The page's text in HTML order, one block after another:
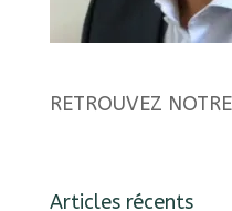
RETROUVEZ
Articles récents